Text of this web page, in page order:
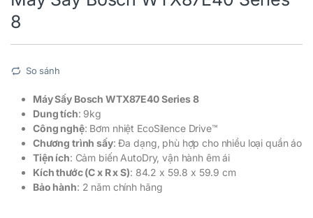
8
So sánh
Máy Sấy Bosch WTX87E40 Series 8
Dung tích: 9kg
Công nghệ: Bơm nhiệt EcoSilence Drive™
Chương trình sấy: Đa dạng, phù hợp cho nhiều loại quần áo
Tiện ích: Cảm biến AutoDry, vận hành êm ái
Kích thước (C x R x S): 84.2 x 59.8 x 59.9 cm
Bảo hành: 2 năm chính hãng